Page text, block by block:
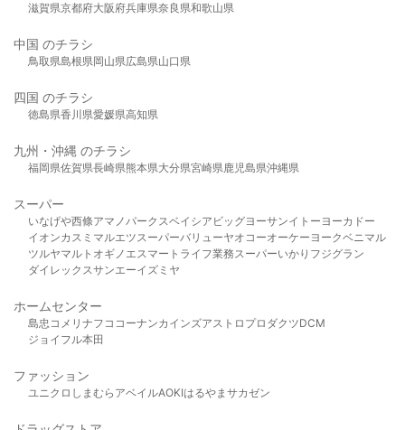
滋賀県京都府大阪府兵庫県奈良県和歌山県
中国 のチラシ
鳥取県島根県岡山県広島県山口県
四国 のチラシ
徳島県香川県愛媛県高知県
九州・沖縄 のチラシ
福岡県佐賀県長崎県熊本県大分県宮崎県鹿児島県沖縄県
スーパー
いなげや西條アマノパークスベイシア ビッグヨーサンイトーヨーカドー
イオンカスミ マルエツスーパーバリューヤオコーオーケー ヨークベニマル
ツルヤマルト オギノ エスマート ライフ業務スーパーいかり フジグラン
ダイレックスサンエーイズミヤ
ホームセンター
島忠 コメリ ナフコ コーナンカインズアストロプロダクツDCM
ジョイフル本田
ファッション
ユニクロ しまむら アベイルAOKIはるやま サカゼン